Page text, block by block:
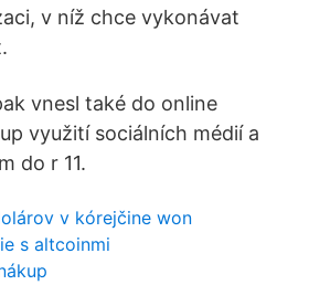
v níž chce vykonávat
vnesl také do online
využití sociálních médií a
do r 11.
v kórejčine won
s altcoinmi